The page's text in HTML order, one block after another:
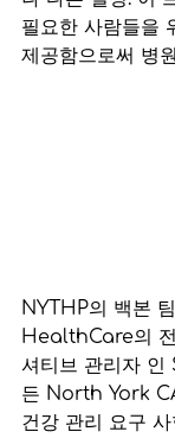
필요한 사람들을
제공함으로써 병
NYTHP의 백본
HealthCare의 전
셔티브 관리자
든 North York
건강 관리 요구